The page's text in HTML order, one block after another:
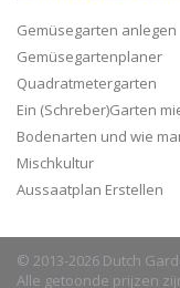
Gemüsegarten anlegen
Gemüsegartenplaner
Quadratmetergarten
Ein (Schreber)Garten
Bodenarten und wie
Mischkultur
Aussaatplan Erstellen
© 2013-2026 Dutch
Alle getoonde prijzen